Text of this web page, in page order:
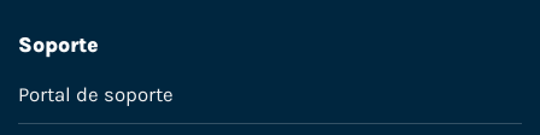
Soporte
Portal de soporte